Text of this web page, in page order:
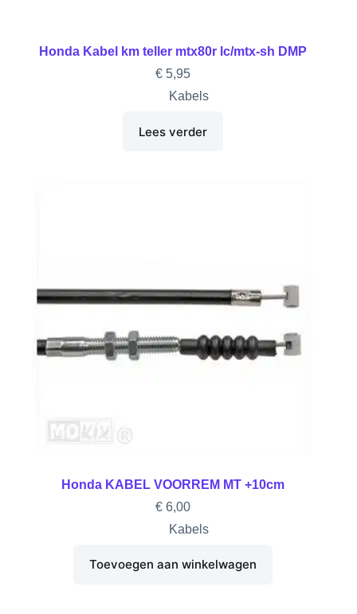
Honda Kabel km teller mtx80r lc/mtx-sh DMP
€ 5,95
Kabels
Lees verder
Honda KABEL VOORREM MT +10cm
€ 6,00
Kabels
Toevoegen aan winkelwagen